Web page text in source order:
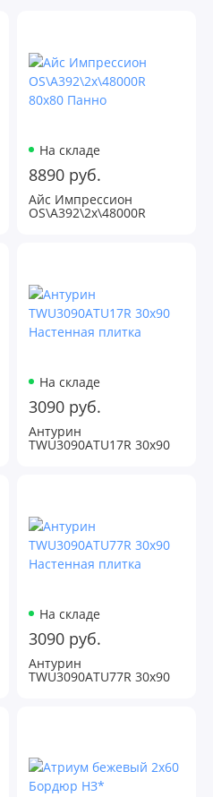
На складе
8890 руб.
Айс Импрессион
OS\A392\2x\48000R
На складе
3090 руб.
Антурин
TWU3090ATU17R 30х90
На складе
3090 руб.
Антурин
TWU3090ATU77R 30х90